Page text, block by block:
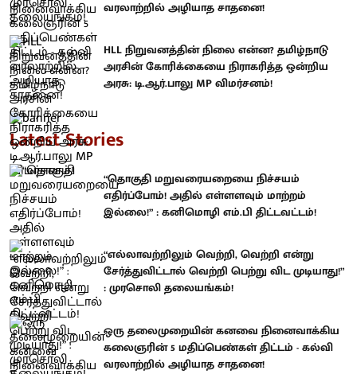
வரலாற்றில் அழியாத சாதனை!
HLL நிறுவனத்தின் நிலை என்ன? தமிழ்நாடு
அரசின் கோரிக்கையை நிராகரித்த ஒன்றிய
அரசு: டி.ஆர்.பாலு MP விமர்சனம்!
Latest Stories
“தொகுதி மறுவரையறையை நிச்சயம்
எதிர்ப்போம்! அதில் எள்ளளவும் மாற்றம்
இல்லை!” : கனிமொழி எம்.பி திட்டவட்டம்!
“எல்லாவற்றிலும் வெற்றி, வெற்றி என்று
சேர்த்துவிட்டால் வெற்றி பெற்று விட முடியாது!”
: முரசொலி தலையங்கம்!
ஒரு தலைமுறையின் கனவை நினைவாக்கிய
கலைஞரின் 5 மதிப்பெண்கள் திட்டம் - கல்வி
வரலாற்றில் அழியாத சாதனை!